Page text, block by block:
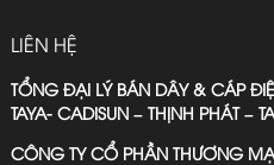
LIÊN HỆ
TỔNG ĐẠI LÝ BÁN DÂY & CÁP
TAYA- CADISUN – THỊNH PHÁT –
CÔNG TY CỔ PHẦN THƯƠNG